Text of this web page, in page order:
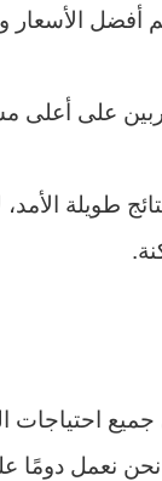
الأسعار
على
طويلة
جميع
نحن نعمل